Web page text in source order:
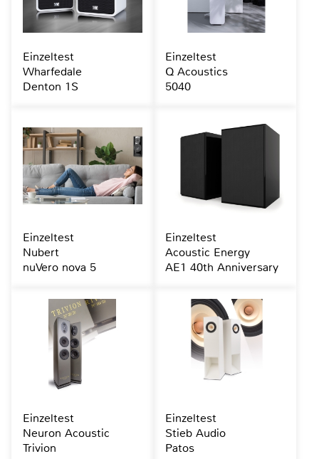
Einzeltest
Wharfedale
Denton 1S
Einzeltest
Q Acoustics
5040
Einzeltest
Nubert
nuVero nova 5
Einzeltest
Acoustic Energy
AE1 40th Anniversary
Einzeltest
Neuron Acoustic
Trivion
Einzeltest
Stieb Audio
Patos